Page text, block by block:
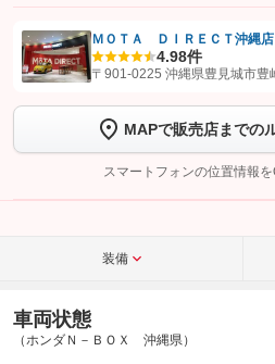
【STEP1】認証画面でグーネットを友だち
トーク画面で
ボタンをタップ
完了してください。
こちら
ＭＯＴＡ ＤＩＲＥＣＴ沖縄店
4.98件
〒901-0225 沖縄県豊見城市豊
MAPで販売店までの
スマートフォンの位置情報
装備
車両状態
（ホンダＮ－ＢＯＸ 沖縄県）